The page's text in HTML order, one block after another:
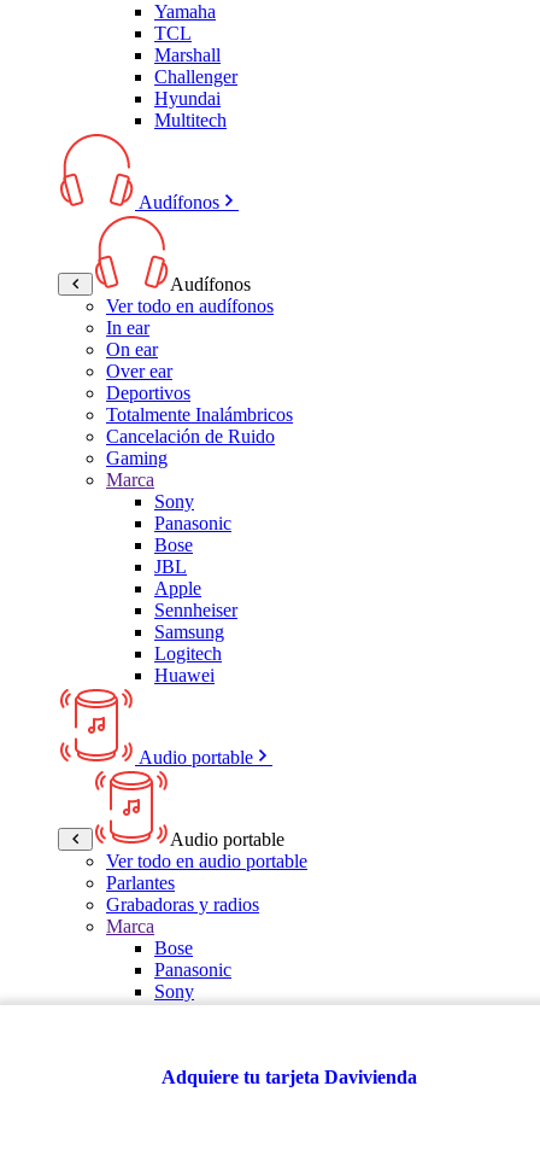
Yamaha
TCL
Marshall
Challenger
Hyundai
Multitech
Audífonos
Audífonos
Ver todo en audífonos
In ear
On ear
Over ear
Deportivos
Totalmente Inalámbricos
Cancelación de Ruido
Gaming
Marca
Sony
Panasonic
Bose
JBL
Apple
Sennheiser
Samsung
Logitech
Huawei
Audio portable
Audio portable
Ver todo en audio portable
Parlantes
Grabadoras y radios
Marca
Bose
Panasonic
Sony
Multitech
Adquiere tu tarjeta Davivienda